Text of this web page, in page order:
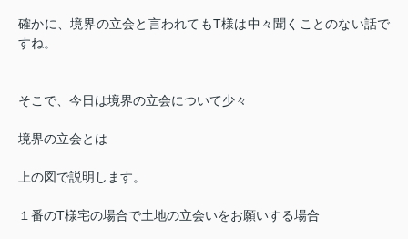
確かに、境界の立会と言われてもT様は中々聞くことのない話で
すね。
そこで、今日は境界の立会について少々
境界の立会とは
上の図で説明します。
１番のT様宅の場合で土地の立会いをお願いする場合